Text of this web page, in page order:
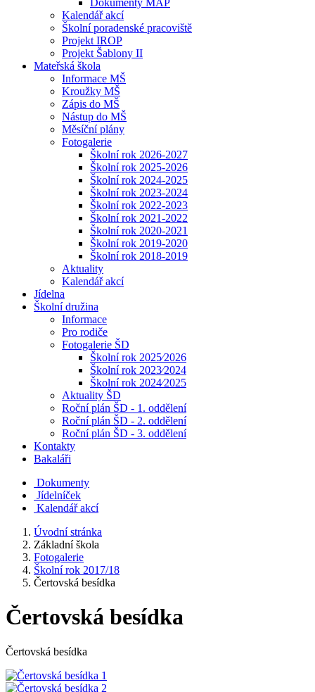
Dokumenty MAP
Kalendář akcí
Školní poradenské pracoviště
Projekt IROP
Projekt Šablony II
Mateřská škola
Informace MŠ
Kroužky MŠ
Zápis do MŠ
Nástup do MŠ
Měsíční plány
Fotogalerie
Školní rok 2026-2027
Školní rok 2025-2026
Školní rok 2024-2025
Školní rok 2023-2024
Školní rok 2022-2023
Školní rok 2021-2022
Školní rok 2020-2021
Školní rok 2019-2020
Školní rok 2018-2019
Aktuality
Kalendář akcí
Jídelna
Školní družina
Informace
Pro rodiče
Fotogalerie ŠD
Školní rok 2025⁄2026
Školní rok 2023⁄2024
Školní rok 2024⁄2025
Aktuality ŠD
Roční plán ŠD - 1. oddělení
Roční plán ŠD - 2. oddělení
Roční plán ŠD - 3. oddělení
Kontakty
Bakaláři
Dokumenty
Jídelníček
Kalendář akcí
Úvodní stránka
Základní škola
Fotogalerie
Školní rok 2017/18
Čertovská besídka
Čertovská besídka
Čertovská besídka